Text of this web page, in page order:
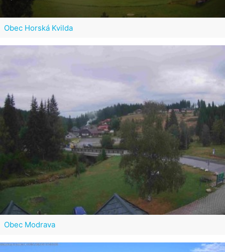
Obec Horská Kvilda
Obec Modrava